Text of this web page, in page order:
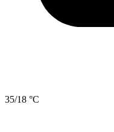
35/18 °C